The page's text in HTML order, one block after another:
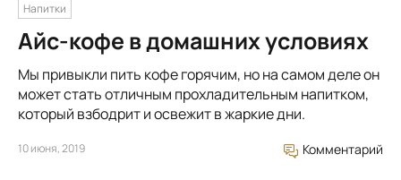
Напитки
Айс-кофе в домашних условиях
Мы привыкли пить кофе горячим, но на самом деле он
может стать отличным прохладительным напитком,
который взбодрит и освежит в жаркие дни.
10 июня, 2019 Комментарий